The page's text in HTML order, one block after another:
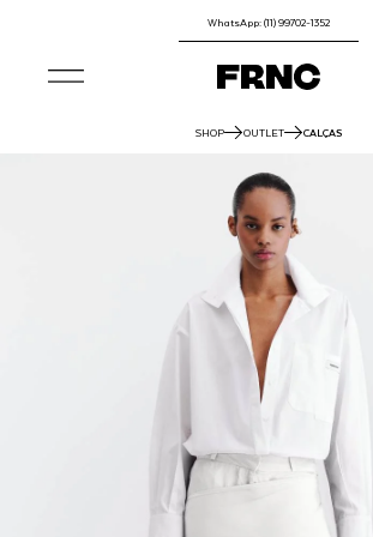
WhatsApp: (11) 99702-1352
SHOP OUTLET CALÇAS